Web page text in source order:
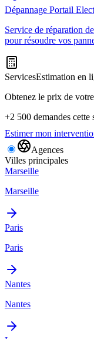
Dépannage Portail
Service de réparation
pour résoudre vos
ServicesEstimation en
Obtenez le prix de
+2 500 demandes cette
Estimer mon
Agences
Villes principales
Marseille
Marseille
Paris
Paris
Nantes
Nantes